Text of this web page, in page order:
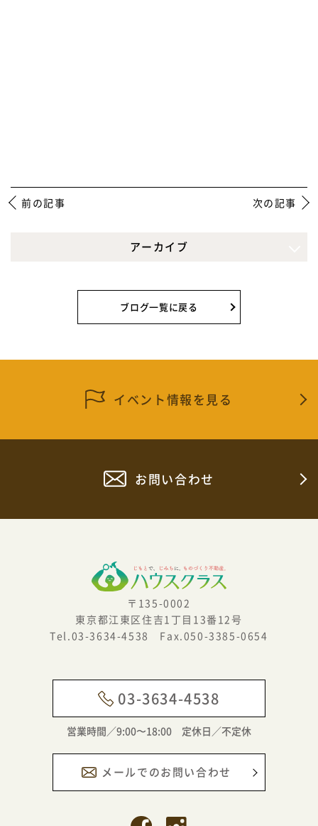
前の記事 次の記事
アーカイブ
2026年4月
2026年2月
2026年1月
2025年10月
2025年7月
2025年6月
2025年5月
2024年11月
2024年10月
2024年8月
2024年7月
ブログ一覧に戻る
イベント情報を見る
お問い合わせ
〒135-0002
東京都江東区住吉1丁目13番12号
Tel.03-3634-4538 Fax.050-3385-0654
03-3634-4538
営業時間／9:00〜18:00 定休日／不定休
メールでのお問い合わせ